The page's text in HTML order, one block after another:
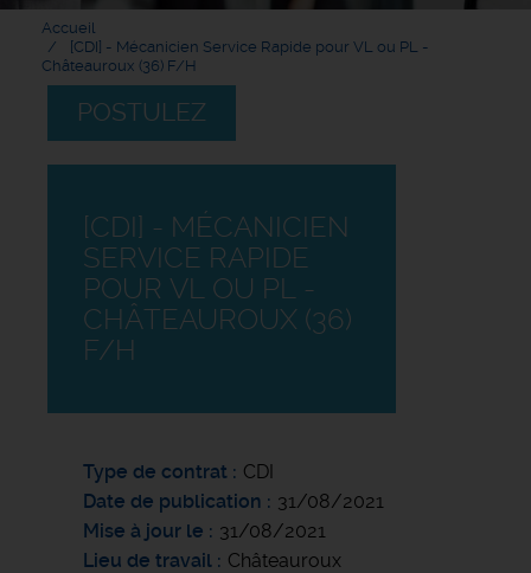
Accueil
[CDI] - Mécanicien Service Rapide pour VL ou PL -
Châteauroux (36) F/H
POSTULEZ
[CDI] - MÉCANICIEN
SERVICE RAPIDE
POUR VL OU PL -
CHÂTEAUROUX (36)
F/H
Type de contrat
CDI
Date de publication
31/08/2021
Mise à jour le
31/08/2021
Lieu de travail
Châteauroux